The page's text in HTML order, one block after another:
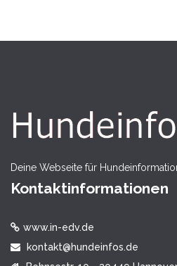
Deine Webseite für
Kontaktinformationen
www.in-edv.de
kontakt@hundeinfos.de